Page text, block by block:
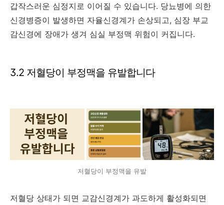
갑작스러운 심정지로 이어질 수 있습니다. 당뇨병에 의한
신경병증이 발생하면 자율신경계가 손상되고, 심장 부교
감신경에 장애가 생겨 심실 부정맥 위험이 커집니다.
3.2 저혈당이 부정맥을 유발합니다
저혈당이 부정맥을 유발
저혈당 상태가 되면 교감신경계가 과도하게 활성화되면